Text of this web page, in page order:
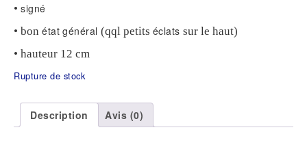
• signé
• bon état général (qql petits éclats sur le haut)
• hauteur 12 cm
Rupture de stock
Description Avis (0)